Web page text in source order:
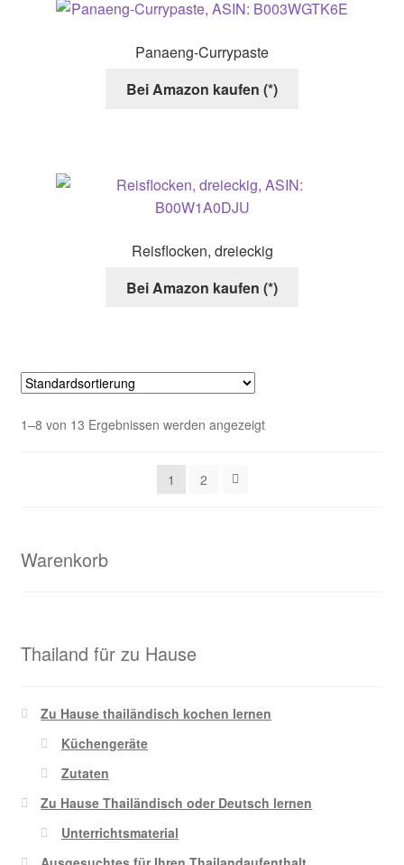
Panaeng-Currypaste
Bei Amazon kaufen (*)
Reisflocken, dreieckig
Bei Amazon kaufen (*)
1–8 von 13 Ergebnissen werden angezeigt
1 2
Warenkorb
Thailand für zu Hause
Zu Hause thailändisch kochen lernen
Küchengeräte
Zutaten
Zu Hause Thailändisch oder Deutsch lernen
Unterrichtsmaterial